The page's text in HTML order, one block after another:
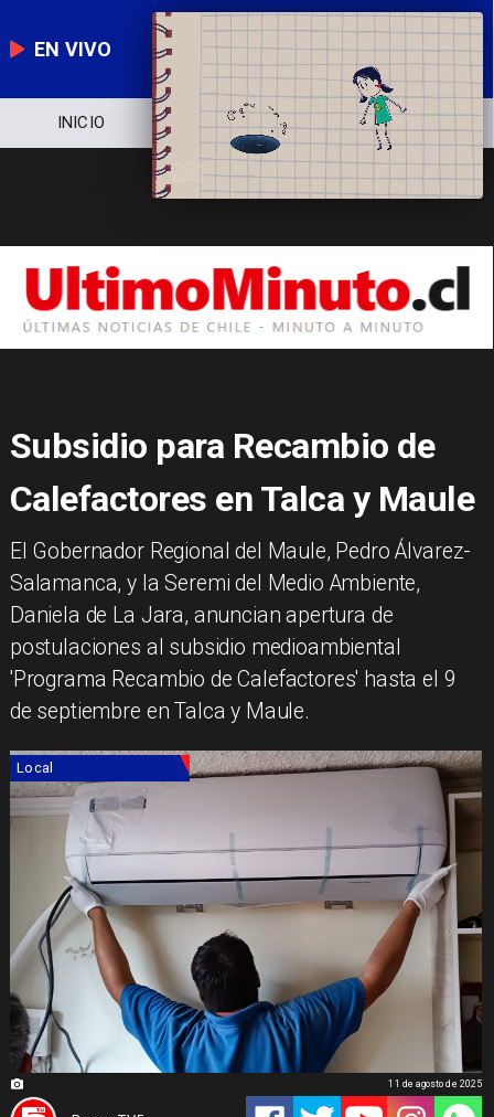
EN VIVO
NOTICIERO POLÍTICA ECONOMÍA
Subsidio para Recambio de
Calefactores en Talca y Maule
El Gobernador Regional del Maule, Pedro Álvarez-
Salamanca, y la Seremi del Medio Ambiente,
Daniela de La Jara, anuncian apertura de
postulaciones al subsidio medioambiental
'Programa Recambio de Calefactores' hasta el 9
de septiembre en Talca y Maule.
Local
11 de agosto de 2025